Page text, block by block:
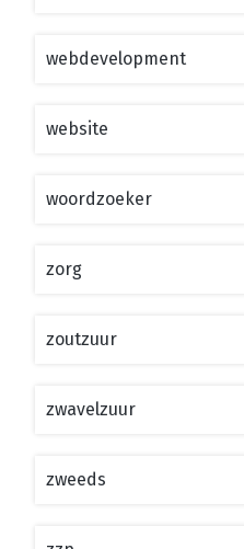
webdevelopment
website
woordzoeker
zorg
zoutzuur
zwavelzuur
zweeds